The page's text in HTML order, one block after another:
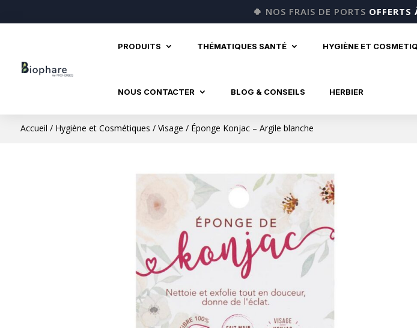
🍀 NOS FRAIS DE PORTS OFFERTS
PRODUITS THÉMATIQUES SANTÉ HYGIÈNE ET
NOUS CONTACTER BLOG & CONSEILS HERBIER
Accueil / Hygiène et Cosmétiques / Visage / Éponge Konjac – Argile blanche